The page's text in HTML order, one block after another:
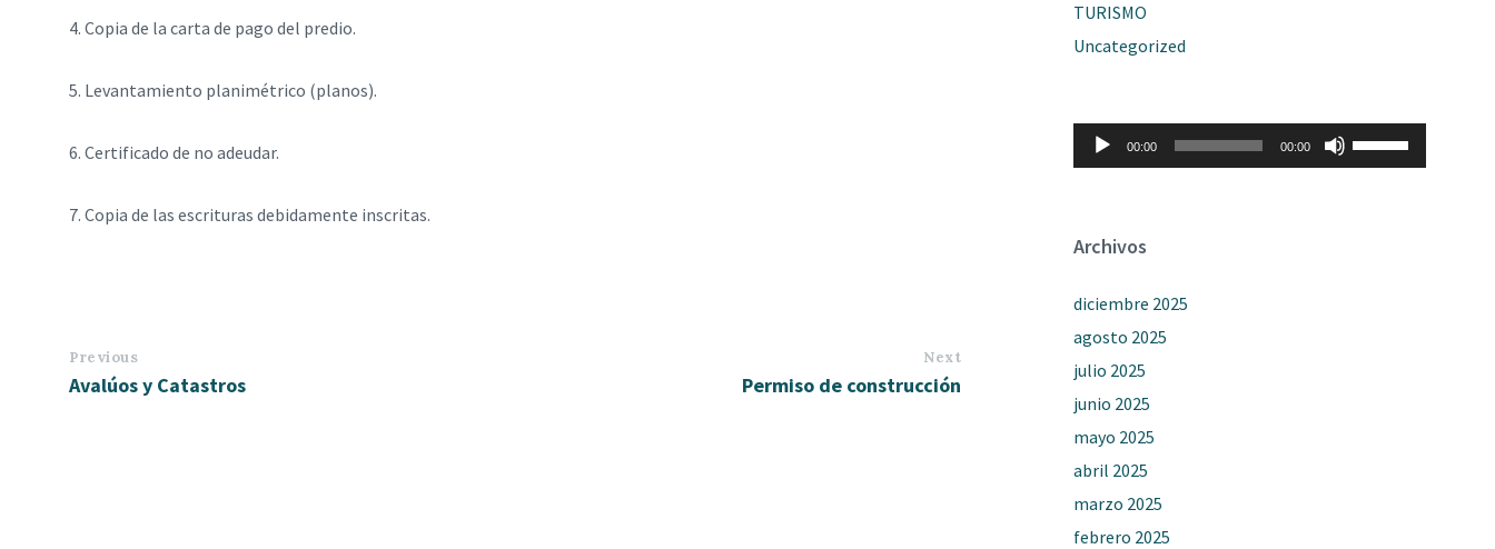
4. Copia de la carta de pago del predio.
5. Levantamiento planimétrico (planos).
6. Certificado de no adeudar.
7. Copia de las escrituras debidamente inscritas.
Previous
Avalúos y Catastros
Next
Permiso de construcción
TURISMO
Uncategorized
Reproductor
audio
00:00 00:00
las
teclas
Archivos
diciembre 2025
agosto 2025
julio 2025
junio 2025
mayo 2025
abril 2025
marzo 2025
febrero 2025